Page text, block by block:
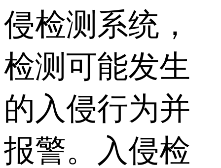
侵检测系统，
检测可能发生
的入侵行为并
报警。入侵检